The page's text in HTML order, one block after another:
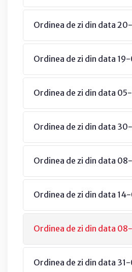
Ordinea de zi din data
Ordinea de zi din data
Ordinea de zi din data
Ordinea de zi din data
Ordinea de zi din data
Ordinea de zi din data
Ordinea de zi din data
Ordinea de zi din data